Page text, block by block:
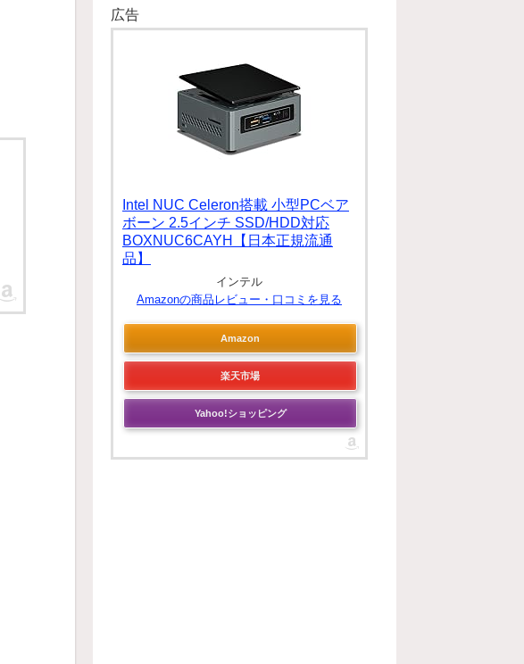
広告
Intel NUC Celeron搭載 小型PCベア
ボーン 2.5インチ SSD/HDD対応
BOXNUC6CAYH【日本正規流通
品】
インテル
Amazonの商品レビュー・口コミを見る
Amazon
楽天市場
Yahoo!ショッピング